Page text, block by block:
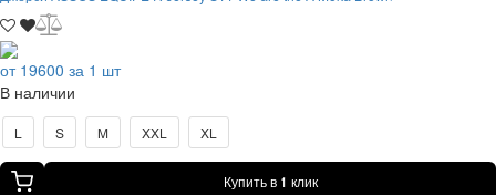
от 19600 за 1 шт
В наличии
L S M XXL XL
Купить в 1 клик